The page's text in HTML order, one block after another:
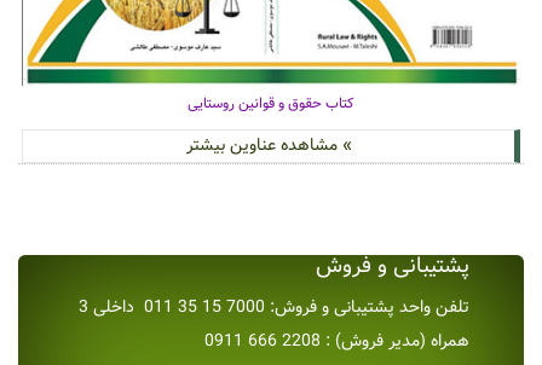
کتاب حقوق و قوانین روستایی
» مشاهده عناوین بیشتر
پشتیبانی و فروش
تلفن واحد پشتیبانی و فروش: 7000 15 35 011 داخلی 3
همراه (مدیر فروش) : 2208 666 0911